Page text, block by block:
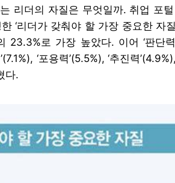
리더의 자질은 무엇일까. 취업 포
‘리더가 갖춰야 할 가장 중요한 자
23.3%로 가장 높았다. 이어 ‘판단력
‘포용력’(5.5%), ‘추진력
다.